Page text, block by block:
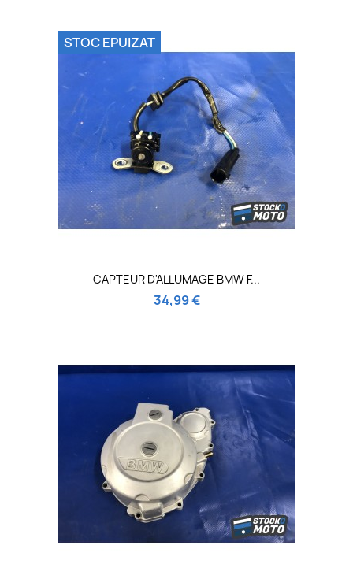
CAPTEUR D'ALLUMAGE BMW F...
34,99 €
STOC EPUIZAT